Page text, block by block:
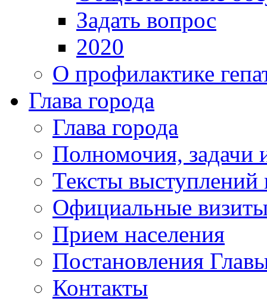
Задать вопрос
2020
О профилактике
Глава города
Глава города
Полномочия, задачи
Тексты выступлений
Официальные
Прием населения
Постановления
Контакты